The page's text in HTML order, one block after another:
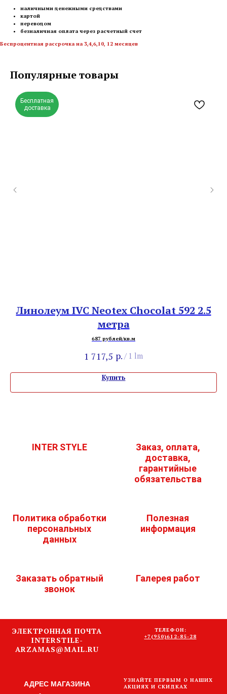
наличными денежными средствами
картой
переводом
безналичная оплата через расчетный счет
Беспроцентная рассрочка на 3,4,6,10, 12 месяцев
Популярные товары
Бесплатная
доставка
Линолеум IVC Neotex Chocolat 592 2.5
метра
687 рублей/кв.м
1 717,5 р. / 1 lm
Купить
INTER STYLE
Заказ, оплата,
доставка,
гарантийные
обязательства
Политика обработки
персональных
данных
Полезная
информация
Заказать обратный
звонок
Галерея работ
ЭЛЕКТРОННАЯ ПОЧТА
INTERSTILE-
ARZAMAS@MAIL.RU
ТЕЛЕФОН:
+7(950)612-85-28
АДРЕС МАГАЗИНА
УЗНАЙТЕ ПЕРВЫМ О НАШИХ
АКЦИЯХ И СКИДКАХ